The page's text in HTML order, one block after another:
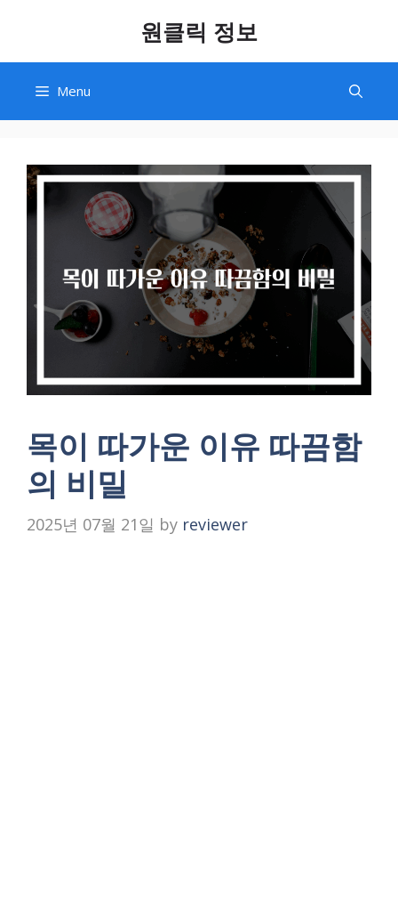
content
원클릭 정보
Menu
목이 따가운 이유 따끔함
의 비밀
2025년 07월 21일 by reviewer